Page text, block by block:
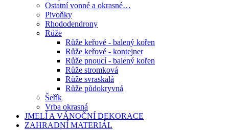
Ostatní vonné a okrasné…
Pivoňky
Rhododendrony
Růže
Růže keřové - balený kořen
Růže keřové - kontejner
Růže pnoucí - balený kořen
Růže stromková
Růže svraskalá
Růže půdokryvná
Šeřík
Vrba okrasná
JMELÍ A VÁNOČNÍ DEKORACE
ZAHRADNÍ MATERIÁL